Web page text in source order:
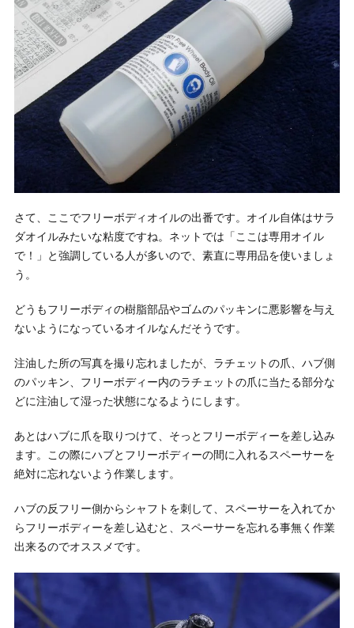
さて、ここでフリーボディオイルの出番です。オイル自体はサラ
ダオイルみたいな粘度ですね。ネットでは「ここは専用オイル
で！」と強調している人が多いので、素直に専用品を使いましょ
う。
どうもフリーボディの樹脂部品やゴムのパッキンに悪影響を与え
ないようになっているオイルなんだそうです。
注油した所の写真を撮り忘れましたが、ラチェットの爪、ハブ側
のパッキン、フリーボディー内のラチェットの爪に当たる部分な
どに注油して湿った状態になるようにします。
あとはハブに爪を取りつけて、そっとフリーボディーを差し込み
ます。この際にハブとフリーボディーの間に入れるスペーサーを
絶対に忘れないよう作業します。
ハブの反フリー側からシャフトを刺して、スペーサーを入れてか
らフリーボディーを差し込むと、スペーサーを忘れる事無く作業
出来るのでオススメです。